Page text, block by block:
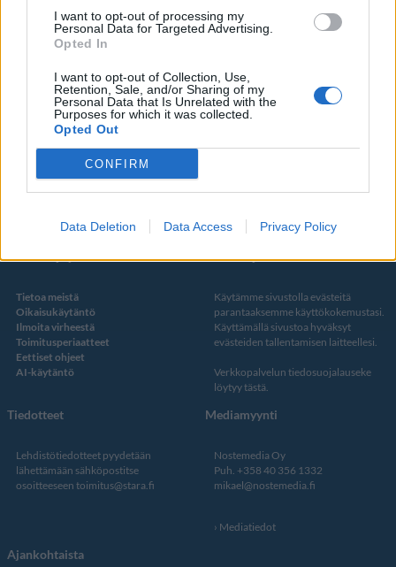
I want to opt-out of processing my
Personal Data for Targeted Advertising.
Opted In
I want to opt-out of Collection, Use,
Retention, Sale, and/or Sharing of my
Personal Data that Is Unrelated with the
Purposes for which it was collected.
Opted Out
CONFIRM
Data Deletion Data Access Privacy Policy
Autot
Digi
Some
YouTube
Facebook
Twitter
Kustantaja ja toimitus
Tietoa meistä
Oikaisukäytäntö
Ilmoita virheestä
Toimitusperiaatteet
Eettiset ohjeet
AI-käytäntö
Tietosuojalauseke
Käytämme sivustolla evästeitä
parantaaksemme käyttökokemustasi.
Käyttämällä sivustoa hyväksyt
evästeiden tallentamisen laitteellesi.
Verkkopalvelun tiedosuojalauseke
löytyy tästä
Tiedotteet
Lehdistötiedotteet pyydetään
lähettämään sähköpostitse
osoitteeseen toimitus@stara.fi
Mediamyynti
Nostemedia Oy
Puh. +358 40 356 1332
mikael@nostemedia.fi
Mediatiedot
Ajankohtaista